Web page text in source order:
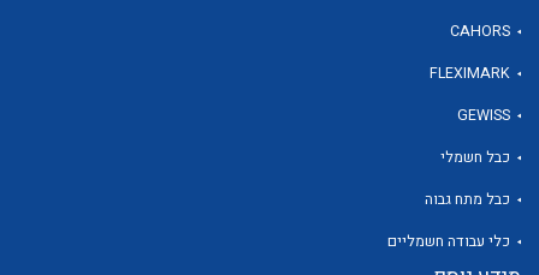
CAHORS
FLEXIMARK
GEWISS
כבל חשמלי
כבל מתח גבוה
כלי עבודה חשמליים